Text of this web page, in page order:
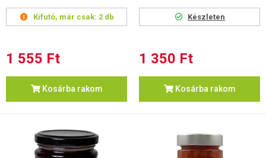
Kifutó, már csak: 2 db
1 555 Ft
Kosárba rakom
Készleten
1 350 Ft
Kosárba rakom